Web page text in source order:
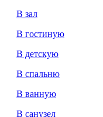
В зал
В гостиную
В детскую
В спальню
В ванную
В санузел